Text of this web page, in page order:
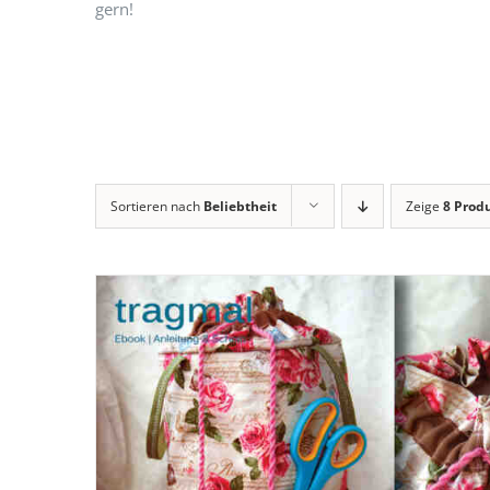
gern!
Sortieren nach Beliebtheit Zeige 8